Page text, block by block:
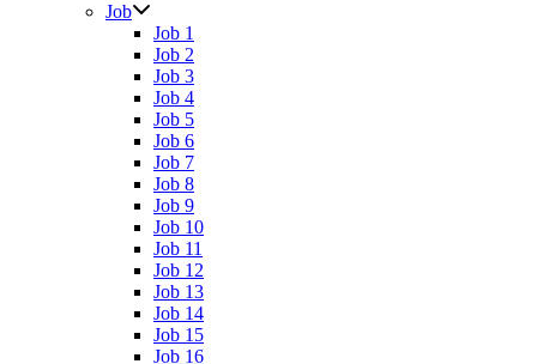
Job
Job 1
Job 2
Job 3
Job 4
Job 5
Job 6
Job 7
Job 8
Job 9
Job 10
Job 11
Job 12
Job 13
Job 14
Job 15
Job 16